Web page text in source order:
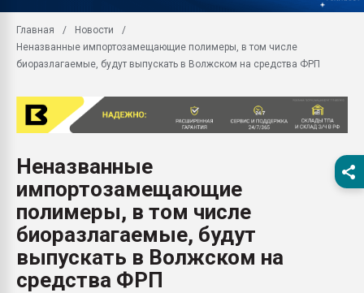
производство SPC
29.07.2026 ФРП помог
заводу пластмасс"
Помощь в подборе
Вакуум-формовочные
Подмосковье, Москва
28.07.2026
пластмасс
28.07.2026
ситуацией на
Главная
Новости
Неназванные импортозамещающие полимеры, в том числе
биоразлагаемые, будут выпускать в Волжском на средства ФРП
Неназванные
импортозамещающие
полимеры, в том числе
биоразлагаемые, будут
выпускать в Волжском на
средства ФРП